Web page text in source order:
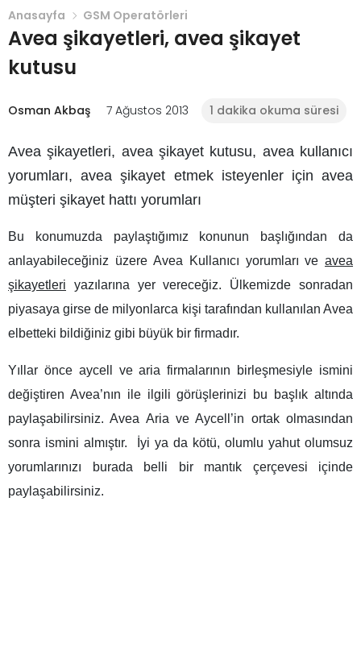
Anasayfa GSM Operatörleri
Avea şikayetleri, avea şikayet
kutusu
Osman Akbaş 7 Ağustos 2013 1 dakika okuma süresi
Avea şikayetleri, avea şikayet kutusu, avea kullanıcı
yorumları, avea şikayet etmek isteyenler için avea
müşteri şikayet hattı yorumları
Bu konumuzda paylaştığımız konunun başlığından da
anlayabileceğiniz üzereAvea Kullanıcı yorumları veavea
şikayetleri yazılarına yer vereceğiz. Ülkemizde sonradan
piyasaya girse de milyonlarca kişi tarafından kullanılan Avea
elbetteki bildiğiniz gibi büyük bir firmadır.
Yıllar önce aycell ve aria firmalarının birleşmesiyle ismini
değiştiren Avea’nın ile ilgili görüşlerinizi bu başlık altında
paylaşabilirsiniz. Avea Aria ve Aycell’in ortak olmasından
sonra ismini almıştır. İyi ya da kötü, olumlu yahut olumsuz
yorumlarınızı burada belli bir mantık çerçevesi içinde
paylaşabilirsiniz.